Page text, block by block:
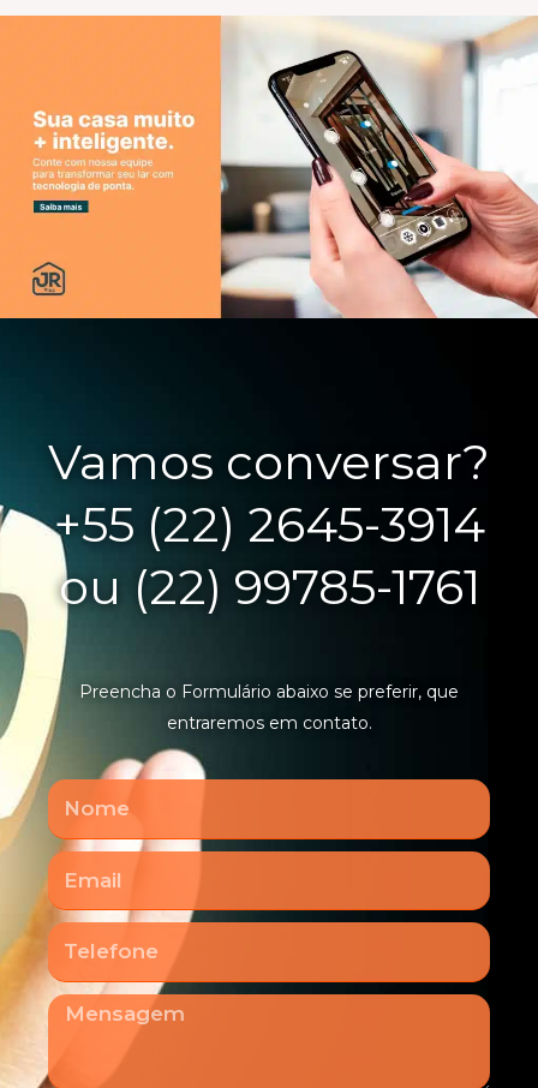
Vamos conversar?
+55 (22) 2645-3914
ou (22) 99785-1761
Preencha o Formulário abaixo se preferir, que
entraremos em contato.
Nome
Email
Telefone
Mensagem